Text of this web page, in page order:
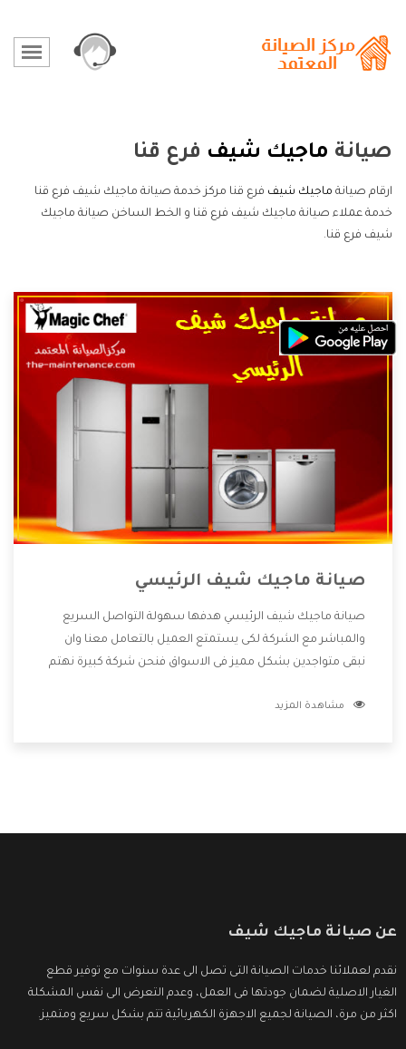
صيانة ماجيك شيف فرع قنا
ارقام صيانة ماجيك شيف فرع قنا مركز خدمة صيانة ماجيك شيف فرع قنا
خدمة عملاء صيانة ماجيك شيف فرع قنا و الخط الساخن صيانة ماجيك
شيف فرع قنا.
صيانة ماجيك شيف الرئيسي
صيانة ماجيك شيف الرئيسي هدفها سهولة التواصل السريع
والمباشر مع الشركة لكى يستمتع العميل بالتعامل معنا وان
نبقى متواجدين بشكل مميز فى الاسواق فنحن شركة كبيرة نهتم
الشركة بها والتى تكون منها خدمة الصيانة التى تكون من أهم
مشاهدة المزيد
عن صيانة ماجيك شيف
نقدم لعملائنا خدمات الصيانة التى تصل الى عدة سنوات مع توفير قطع
الغيار الاصلية لضمان جودتها فى العمل، وعدم التعرض الى نفس المشكلة
اكثر من مرة، الصيانة لجميع الاجهزة الكهربائية تتم بشكل سريع ومتميز.